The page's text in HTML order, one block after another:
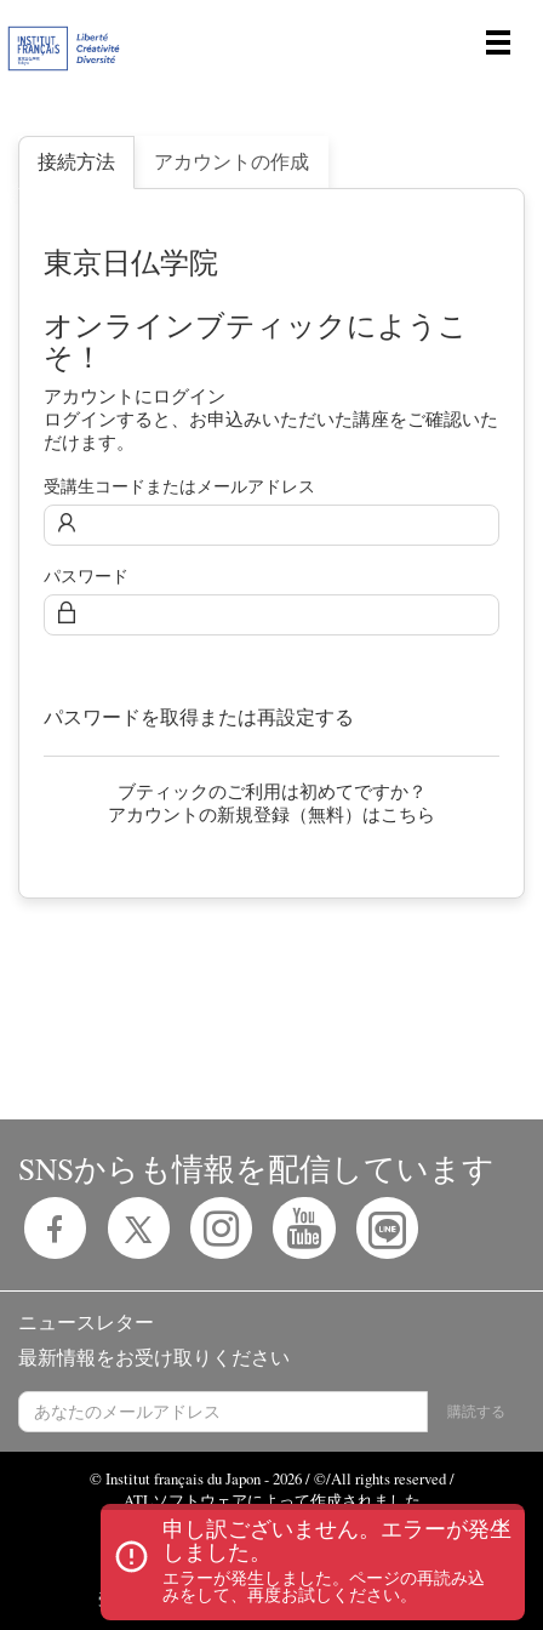
接続方法 アカウントの作成
東京日仏学院
オンラインブティックにようこ
そ！
アカウントにログイン
ログインすると、お申込みいただいた講座をご確認いた
だけます。
受講生コードまたはメールアドレス
パスワード
パスワードを取得または再設定する
ブティックのご利用は初めてですか？
アカウントの新規登録（無料）はこちら
SNSからも情報を配信しています
ニュースレター
最新情報をお受け取りください
購読する
© Institut français du Japon - 2026 / ©/All rights reserved /
ATLソフトウェアによって作成されました
受講に関する規定・規則とプライバシーポリシー
申し訳ございません。エラーが発生
しました。
エラーが発生しました。ページの再読み込
みをして、再度お試しください。